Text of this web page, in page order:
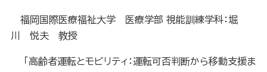
福岡国際医療福祉大学 医療学部 視能訓練学科：堀
川 悦夫 教授
「高齢者運転とモビリティ：運転可否判断から移動支援ま